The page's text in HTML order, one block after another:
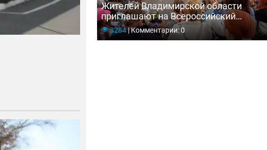
Жителей Владимирской области
приглашают на Всероссийский
фестиваль уличных театров и
театров на улице
3284|Комментарии: 0